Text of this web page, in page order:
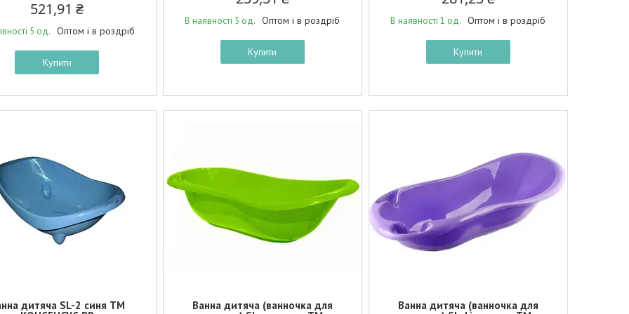
521,91 ₴
5 од. Оптом і в роздріб
Купити
В наявності 5 од. Оптом і в роздріб
Купити
В наявності 1 од. Оптом і в роздріб
Купити
дитяча SL-2 синя ТМ Ванна дитяча (ванночка для Ванна дитяча (ванночка для